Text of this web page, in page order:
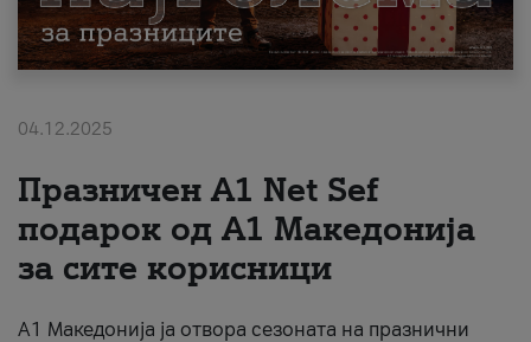
Поддршка
Надополни кредит
За нас
#ПодобарОнлајн
04.12.2025
Празничен A1 Net Sеf
подарок од А1 Македонија
за сите корисници
А1 Македонија ја отвора сезоната на празнични